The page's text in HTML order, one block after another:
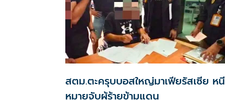
สตม.ตะครุบบอสใหญ่มาเฟียรัสเซีย หนี
หมายจับผู้ร้ายข้ามแดน